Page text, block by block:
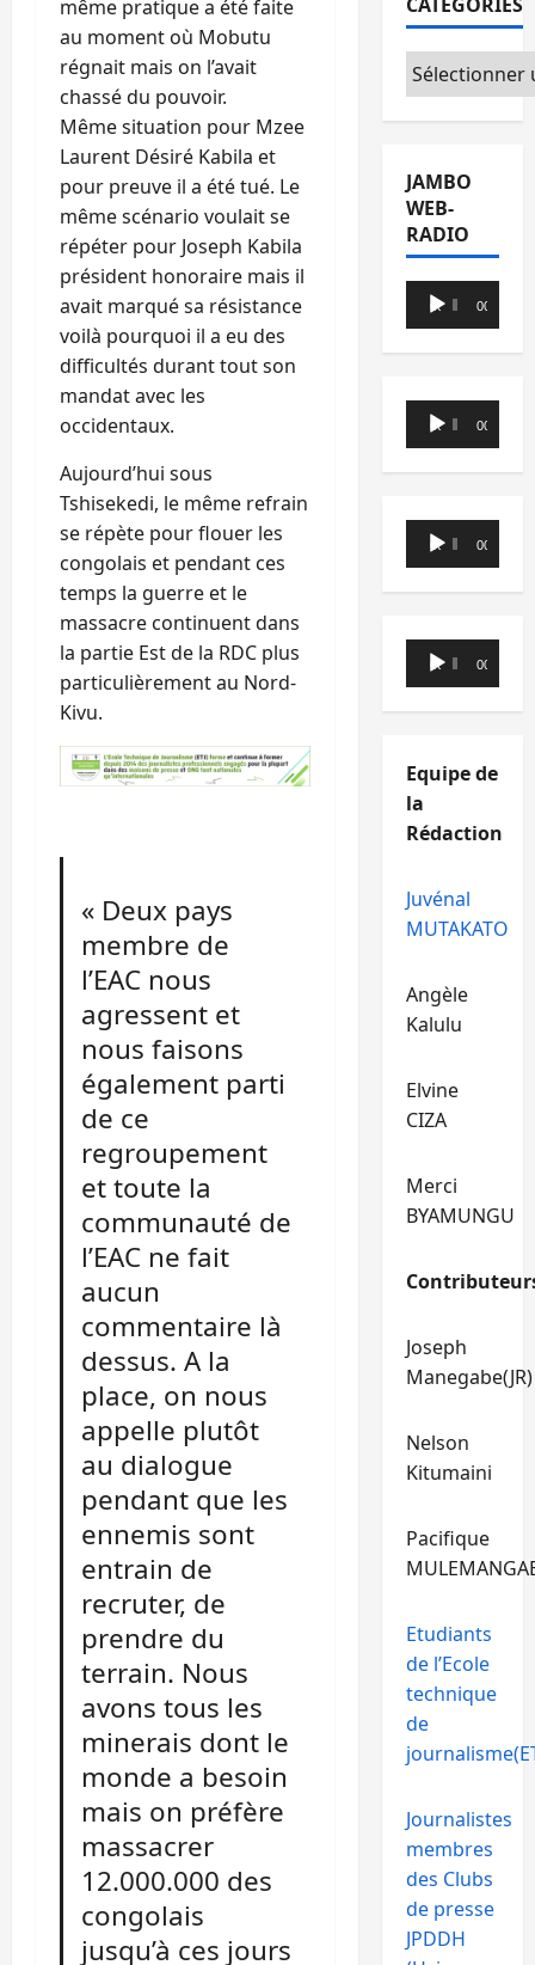
même pratique a été faite
au moment où Mobutu
régnait mais on l’avait
chassé du pouvoir.
Même situation pour Mzee
Laurent Désiré Kabila et
pour preuve il a été tué. Le
même scénario voulait se
répéter pour Joseph Kabila
président honoraire mais il
avait marqué sa résistance
voilà pourquoi il a eu des
difficultés durant tout son
mandat avec les
occidentaux.
Aujourd’hui sous
Tshisekedi, le même refrain
se répète pour flouer les
congolais et pendant ces
temps la guerre et le
massacre continuent dans
la partie Est de la RDC plus
particulièrement au Nord-
Kivu.
« Deux pays
membre de
l’EAC nous
agressent et
nous faisons
également parti
de ce
regroupement
et toute la
communauté de
l’EAC ne fait
aucun
commentaire là
dessus. A la
place, on nous
appelle plutôt
au dialogue
pendant que les
ennemis sont
entrain de
recruter, de
prendre du
terrain. Nous
avons tous les
minerais dont le
monde a besoin
mais on préfère
massacrer
12.000.000 des
congolais
jusqu’à ces jours
Catégories
JAMBO
WEB-
RADIO
Lecteur
audio
00:00 00:00
Lecteur
audio
00:00 00:00
Lecteur
audio
00:00 00:00
Lecteur
audio
00:00 00:00
Equipe de
la
Rédaction
Juvénal
MUTAKATO
Angèle
Kalulu
Elvine
CIZA
Merci
BYAMUNGU
Joseph
Manegabe(JR)
Nelson
Kitumaini
Pacifique
Etudiants
de l’Ecole
technique
de
Journalistes
membres
des Clubs
de presse
JPDDH